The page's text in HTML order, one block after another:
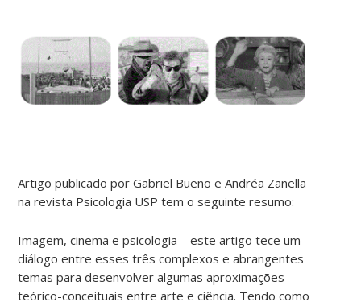
Artigo publicado por Gabriel Bueno e Andréa Zanella
na revista Psicologia USP tem o seguinte resumo:
Imagem, cinema e psicologia – este artigo tece um
diálogo entre esses três complexos e abrangentes
temas para desenvolver algumas aproximações
teórico-conceituais entre arte e ciência. Tendo como